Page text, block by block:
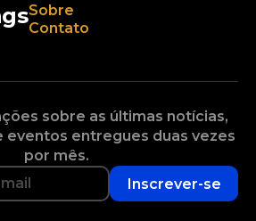
Sobre
Contato
sobre as últimas notícias,
eventos entregues duas vezes
por mês.
Inscrever-se